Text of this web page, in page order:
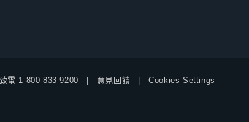
電 1-800-833-9200 意見回饋 Cookies Settings